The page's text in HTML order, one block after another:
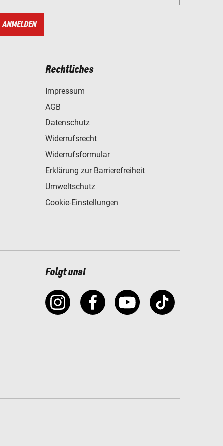
ANMELDEN
Rechtliches
Impressum
AGB
Datenschutz
Widerrufsrecht
Widerrufsformular
Erklärung zur Barrierefreiheit
Umweltschutz
Cookie-Einstellungen
Folgt uns!